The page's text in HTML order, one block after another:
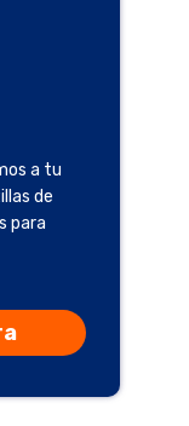
a tu
de
para